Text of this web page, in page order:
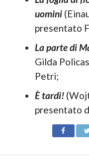
uomini
presentato
La parte di
Gilda
Petri;
È tardi!
presentato